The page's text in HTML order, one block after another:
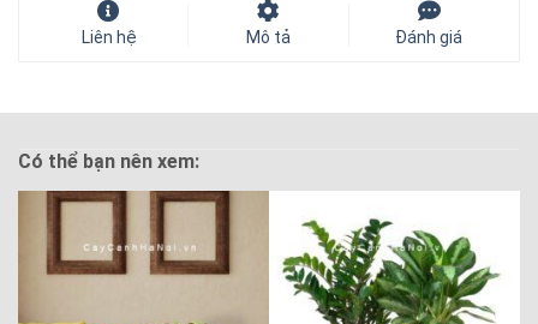
Liên hệ Mô tả Đánh giá
Có thể bạn nên xem: